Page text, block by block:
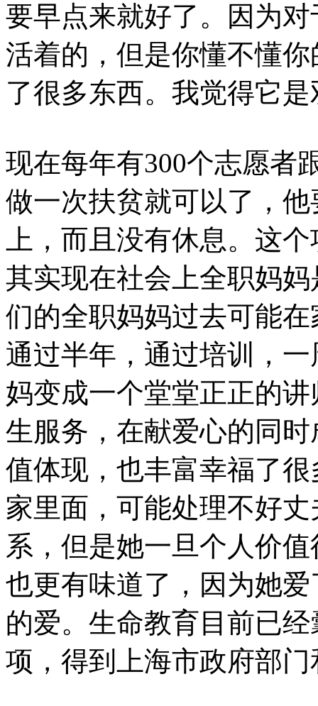
要早点来就好了。因为
活着的，但是你懂不懂
了很多东西。我觉得它
现在每年有300个志愿者
做一次扶贫就可以了，
上，而且没有休息。这
其实现在社会上全职妈
们的全职妈妈过去可能
通过半年，通过培训，
妈变成一个堂堂正正的
生服务，在献爱心的同
值体现，也丰富幸福了
家里面，可能处理不好
系，但是她一旦个人价
也更有味道了，因为她
的爱。生命教育目前已
项，得到上海市政府部